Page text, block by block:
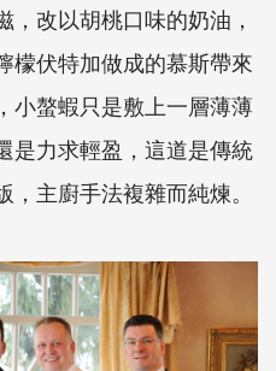
改以胡桃口味的奶油，
檬伏特加做成的慕斯帶來
小螯蝦只是敷上一層薄薄
是力求輕盈，這道是傳統
主廚手法複雜而純煉。